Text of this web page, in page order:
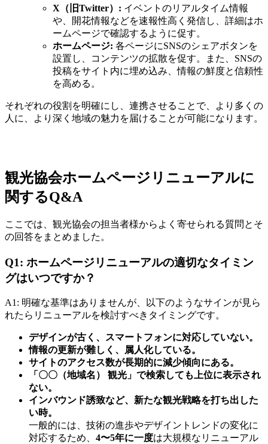
X（旧Twitter）: イベントのリアルタイム情報
や、開花情報などを速報性高く発信し、詳細はホ
ームページで確認するように促す。
ホームページ: 各ページにSNSのシェアボタンを
設置し、コンテンツの拡散を促す。また、SNSの
投稿をサイト内に埋め込み、情報の鮮度と信頼性
を高める。
それぞれの役割を明確にし、連携させることで、より多くの
人に、より深く地域の魅力を届けることが可能になります。
観光協会ホームページリニューアルに
関するQ&A
ここでは、観光協会の担当者様からよく寄せられる質問とそ
の回答をまとめました。
Q1: ホームページリニューアルの適切なタイミン
グはいつですか？
A1: 明確な基準はありませんが、以下のようなサインが見ら
れたらリニューアルを検討すべきタイミングです。
デザインが古く、スマートフォンに対応していない。
情報の更新が難しく、属人化している。
サイトのアクセス数が長期的に減少傾向にある。
「〇〇（地域名） 観光」で検索しても上位に表示され
ない。
インバウンド誘致など、新たな観光戦略を打ち出した
い時。
一般的には、技術の進歩やデザイントレンドの変化に
対応するため、 4〜5年に一度は大規模なリニューアル